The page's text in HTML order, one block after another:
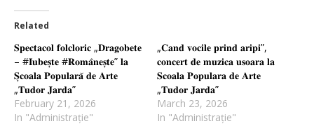
Related
𝐒𝐩𝐞𝐜𝐭𝐚𝐜𝐨𝐥 𝐟𝐨𝐥𝐜𝐥𝐨𝐫𝐢𝐜 „𝐃𝐫𝐚𝐠𝐨𝐛𝐞𝐭𝐞
– #𝐈𝐮𝐛𝐞𝐬̦𝐭𝐞 #𝐑𝐨𝐦𝐚̂𝐧𝐞𝐬̦𝐭𝐞” 𝐥𝐚
𝐒̦𝐜𝐨𝐚𝐥𝐚 𝐏𝐨𝐩𝐮𝐥𝐚𝐫𝐚̆ 𝐝𝐞 𝐀𝐫𝐭𝐞
„𝐓𝐮𝐝𝐨𝐫 𝐉𝐚𝐫𝐝𝐚”
February 21, 2026
In "Administrație"
„𝐂𝐚𝐧𝐝 𝐯𝐨𝐜𝐢𝐥𝐞 𝐩𝐫𝐢𝐧𝐝 𝐚𝐫𝐢𝐩𝐢”,
𝐜𝐨𝐧𝐜𝐞𝐫𝐭 𝐝𝐞 𝐦𝐮𝐳𝐢𝐜𝐚 𝐮𝐬𝐨𝐚𝐫𝐚 𝐥𝐚
𝐒𝐜𝐨𝐚𝐥𝐚 𝐏𝐨𝐩𝐮𝐥𝐚𝐫𝐚 𝐝𝐞 𝐀𝐫𝐭𝐞
„𝐓𝐮𝐝𝐨𝐫 𝐉𝐚𝐫𝐝𝐚”
March 23, 2026
In "Administrație"